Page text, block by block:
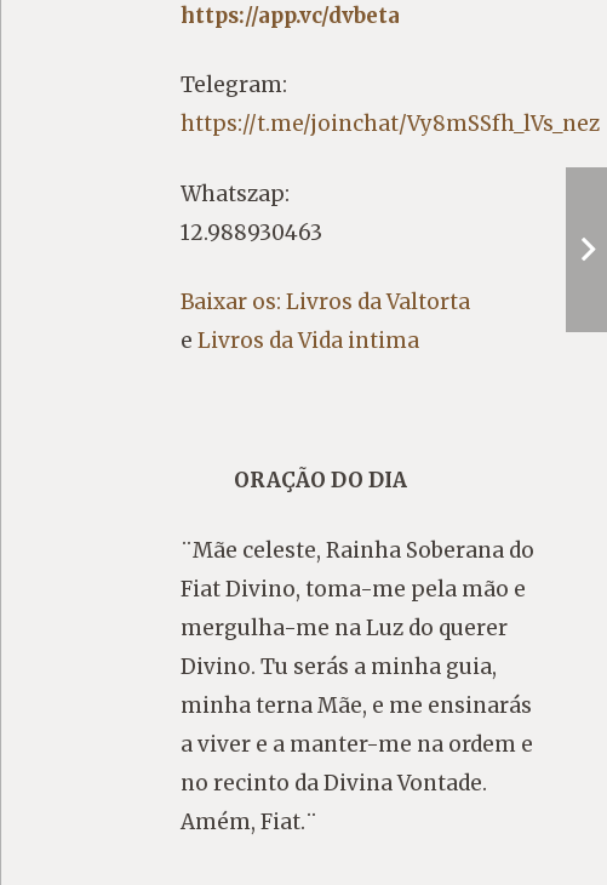
https://app.vc/dvbeta
Telegram:
https://t.me/joinchat/Vy8mSSfh_lVs_nez
Whatszap:
12.988930463
Baixar os: Livros da Valtorta
e Livros da Vida intima
ORAÇÃO DO DIA
¨Mãe celeste, Rainha Soberana do
Fiat Divino, toma-me pela mão e
mergulha-me na Luz do querer
Divino. Tu serás a minha guia,
minha terna Mãe, e me ensinarás
a viver e a manter-me na ordem e
no recinto da Divina Vontade.
Amém, Fiat.¨